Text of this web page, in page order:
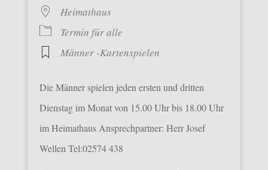
Heimathaus
Termin für alle
Männer -Kartenspielen
Die Männer spielen jeden ersten und dritten
Dienstag im Monat von 15.00 Uhr bis 18.00 Uhr
im Heimathaus Ansprechpartner: Herr Josef
Wellen Tel:02574 438